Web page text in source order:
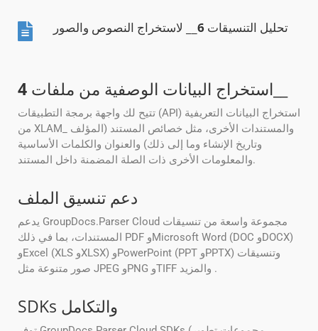
تحليل التنسيقات 6 __ لاستخراج النصوص والصور
استخراج البيانات الوصفية من ملفات 4
تتيح لك واجهة برمجة التطبيقات (API) استخراج البيانات التعريفية
من XLAM_ والمستندات الأخرى، مثل خصائص المستند (المؤلف
وتاريخ الإنشاء وما إلى ذلك) والعنوان والكلمات الأساسية
والمعلومات الأخرى ذات الصلة المضمنة داخل المستند.
دعم تنسيق الملف
يدعم GroupDocs.Parser Cloud مجموعة واسعة من تنسيقات
المستندات، بما في ذلك PDF وMicrosoft Word (DOC وDOCX)
وExcel (XLS وXLSX) وPowerPoint (PPT وPPTX) وتنسيقات
صور متنوعة مثل JPEG وPNG وTIFF والمزيد .
SDKs والتكامل